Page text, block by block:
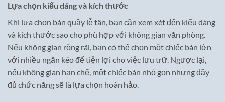
Lựa chọn kiểu dáng và kích thước
Khi lựa chọn bàn quầy lễ tân, bạn cần xem xét đến kiểu dáng
và kích thước sao cho phù hợp với không gian văn phòng.
Nếu không gian rộng rãi, bạn có thể chọn một chiếc bàn lớn
với nhiều ngăn kéo để tiện lợi cho việc lưu trữ. Ngược lại,
nếu không gian hạn chế, một chiếc bàn nhỏ gọn nhưng đầy
đủ chức năng sẽ là lựa chọn hoàn hảo.